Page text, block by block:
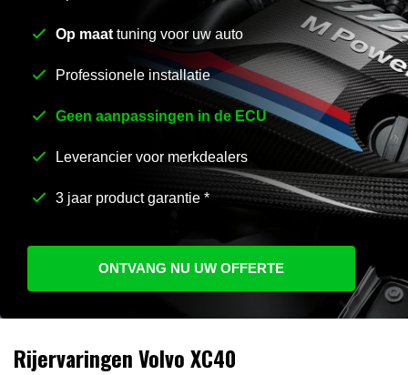
Rijervaringen Volvo XC40
Op maat tuning voor uw auto
Professionele installatie
Geen aanpassingen in de ECU
Leverancier voor merkdealers
3 jaar product garantie *
ONTVANG NU UW OFFERTE